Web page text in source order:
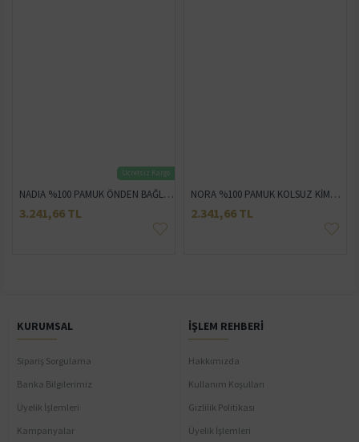
Ücretsiz Kargo
NADIA %100 PAMUK ÖNDEN BAĞLAMALI CROP VE ŞORT TAKIM
3.241,66 TL
NORA %100 PAMUK KOLSUZ KİMONO
2.341,66 TL
KURUMSAL
Sipariş Sorgulama
Banka Bilgilerimiz
Üyelik İşlemleri
Kampanyalar
İŞLEM REHBERI
Hakkımızda
Kullanım Koşulları
Gizlilik Politikası
Üyelik İşlemleri